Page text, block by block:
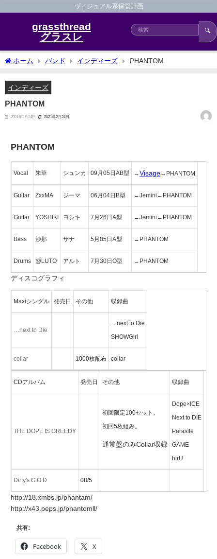
ヴィジュアル系保管計画
grassthread
グラスレ
🔍
ホーム バンド インディーズ PHANTOM
インディーズ
PHANTOM
2021年2月24日 2021年2月24日
PHANTOM
Vocal 朱華 シュンカ 09月05日AB型 →Visage→PHANTOM
Guitar ZxxMA ジーマ 06月04日B型 →Jemini→PHANTOM
Guitar YOSHIKI ヨシキ 7月26日A型 →Jemini→PHANTOM
Bass 沙那 サナ 5月05日A型 →PHANTOM
Drums @LUTO アルト 7月30日O型 →PHANTOM
ディスコグラフィ
Maxiシングル 発売日 その他 収録曲
…next to Die
…next to Die
SHOWGirl
collar 1000枚配布 collar
CDアルバム 発売日 その他 収録曲
THE DOPE IS GREEDY
初回限定100セット。
初回5枚組み。
通常盤のみCollar収録
Dope×ICE
Next to DIE
Parasite
GAME
hirU
Dirty's G.O.D 08/5
http://18.xmbs.jp/phantam/
http://x43.peps.jp/phantomll/
共有:
Facebook X